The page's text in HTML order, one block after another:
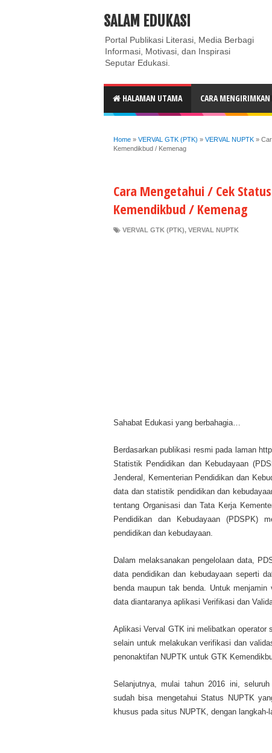
ABOUT CONTACT US
SALAM EDUKASI
Portal Publikasi Literasi, Media Berbagi
Informasi, Motivasi, dan Inspirasi
Seputar Edukasi.
HALAMAN UTAMA CARA MENGIRIMKAN
Home » VERVAL GTK (PTK) » VERVAL NUPTK »
Kemendikbud / Kemenag
Cara Mengetahui / Cek
Kemendikbud / Kemenag
VERVAL GTK (PTK), VERVAL NUPTK
Sahabat Edukasi yang berbahagia…
Berdasarkan publikasi resmi pada laman
Statistik Pendidikan dan Kebudayaan
Jenderal, Kementerian Pendidikan dan
data dan statistik pendidikan dan
tentang Organisasi dan Tata Kerja
Pendidikan dan Kebudayaan (PDSPK)
pendidikan dan kebudayaan.
Dalam melaksanakan pengelolaan data,
data pendidikan dan kebudayaan seperti
benda maupun tak benda. Untuk
data diantaranya aplikasi Verifikasi dan
Aplikasi Verval GTK ini melibatkan operator
selain untuk melakukan verifikasi dan
penonaktifan NUPTK untuk GTK
Selanjutnya, mulai tahun 2016 ini,
sudah bisa mengetahui Status NUPTK
khusus pada situs NUPTK, dengan langkah-